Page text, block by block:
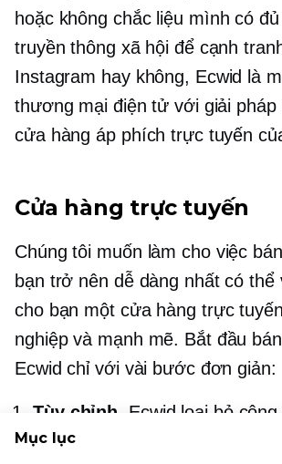
hoặc không chắc liệu mình có
truyền thông xã hội để cạnh
Instagram hay không, Ecwid là
thương mại điện tử với giải pháp
cửa hàng áp phích trực tuyến
Cửa hàng trực tuyến
Chúng tôi muốn làm cho việc
bạn trở nên dễ dàng nhất có thể
cho bạn một cửa hàng trực
nghiệp và mạnh mẽ. Bắt đầu
Ecwid chỉ với vài bước đơn giản:
Tùy chỉnh . Ecwid loại bỏ
dựng cửa hàng của bạn
Mục lục